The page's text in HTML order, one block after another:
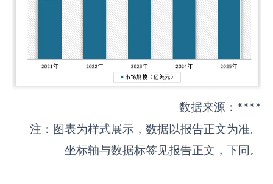
数据来源：****
注：图表为样式展示，数据以报告正文为准。
坐标轴与数据标签见报告正文，下同。